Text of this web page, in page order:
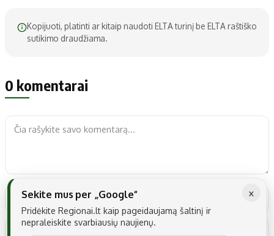
Kopijuoti, platinti ar kitaip naudoti ELTA turinį be ELTA raštiško
sutikimo draudžiama.
0 komentarai
×
Sekite mus per „Google“
Pridėkite Regionai.lt kaip pageidaujamą šaltinį ir
nepraleiskite svarbiausių naujienų.